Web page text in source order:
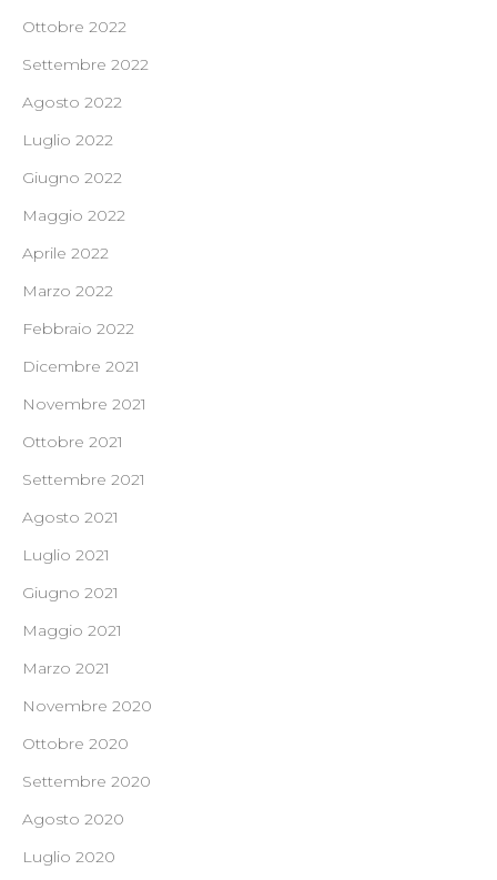
Ottobre 2022
Settembre 2022
Agosto 2022
Luglio 2022
Giugno 2022
Maggio 2022
Aprile 2022
Marzo 2022
Febbraio 2022
Dicembre 2021
Novembre 2021
Ottobre 2021
Settembre 2021
Agosto 2021
Luglio 2021
Giugno 2021
Maggio 2021
Marzo 2021
Novembre 2020
Ottobre 2020
Settembre 2020
Agosto 2020
Luglio 2020